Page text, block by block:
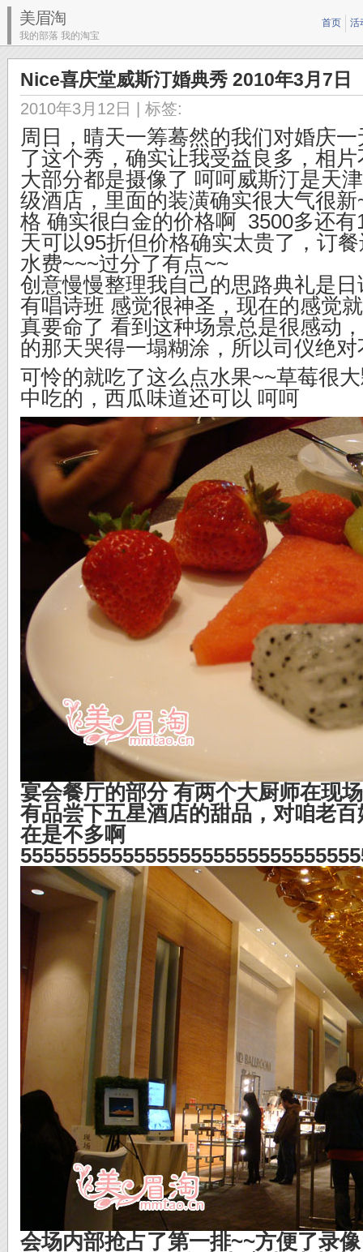
美眉淘
我的部落 我的淘宝
首页 活
Nice喜庆堂威斯汀婚典秀 2010年3月7日
2010年3月12日 | 标签:
周日，晴天一筹蓦然的我们对婚庆
了这个秀，确实让我受益良多，相
大部分都是摄像了 呵呵威斯汀是天
级酒店，里面的装潢确实很大气很
格 确实很白金的价格啊 3500多还
天可以95折但价格确实太贵了，订
水费~~~过分了有点~~
创意慢慢整理我自己的思路典礼是
有唱诗班 感觉很神圣，现在的感觉
真要命了 看到这种场景总是很感动
的那天哭得一塌糊涂，所以司仪绝
可怜的就吃了这么点水果~~草莓很
中吃的，西瓜味道还可以 呵呵
宴会餐厅的部分 有两个大厨师在现
有品尝下五星酒店的甜品，对咱老
在是不多啊
会场内部抢占了第一排~~方便了录